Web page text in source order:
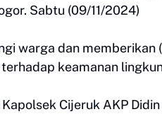
Sabtu (09/11/2024)
warga dan memberikan
keamanan
Cijeruk AKP